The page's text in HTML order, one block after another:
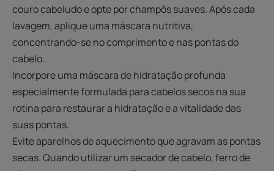
couro cabeludo e opte por champôs suaves. Após cada
lavagem, aplique uma máscara nutritiva,
concentrando-se no comprimento e nas pontas do
cabelo.
Incorpore uma máscara de hidratação profunda
especialmente formulada para cabelos secos na sua
rotina para restaurar a hidratação e a vitalidade das
suas pontas.
Evite aparelhos de aquecimento que agravam as pontas
secas. Quando utilizar um secador de cabelo, ferro de